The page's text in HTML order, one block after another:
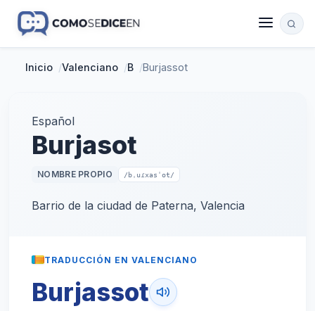
Inicio /Valenciano /B /Burjassot
Español
Burjasot
NOMBRE PROPIO /bˌuɾxasˈot/
Barrio de la ciudad de Paterna, Valencia
TRADUCCIÓN EN VALENCIANO
Burjassot